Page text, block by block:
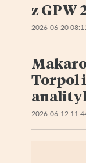
z GPW
2026-06-20
Torpol
2026-06-12